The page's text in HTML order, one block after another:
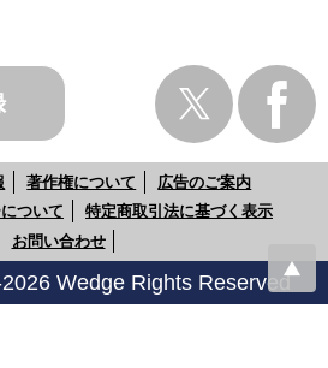
著作権について
広告のご案内
ついて
特定商取引法に基づく表示
お問い合わせ
Wedge Rights Reserved